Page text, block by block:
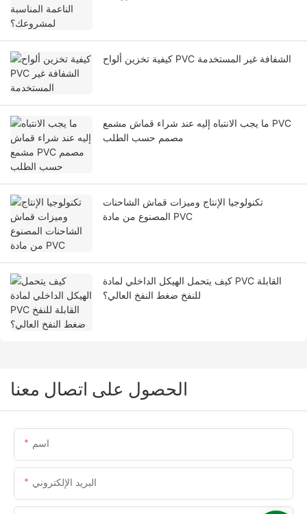
كيفية تخزين ألواح PVC الشفافة غير المستخدمة
ما يجب الانتباه إليه عند شراء قماش مشمع PVC
مصمم حسب الطلب
تكنولوجيا الإنتاج وميزات قماش الشاحنات
المصنوع من مادة PVC
كيف يتحمل الهيكل الداخلي لمادة PVC القابلة
للنفخ ضغط النفخ العالي؟
الحصول على اتصال معنا
اسم
البريد الإلكتروني